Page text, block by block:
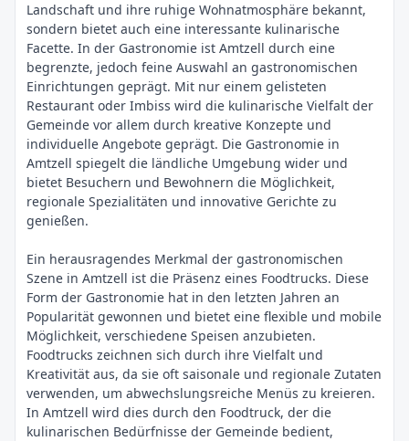
Landschaft und ihre ruhige Wohnatmosphäre bekannt,
sondern bietet auch eine interessante kulinarische
Facette. In der Gastronomie ist Amtzell durch eine
begrenzte, jedoch feine Auswahl an gastronomischen
Einrichtungen geprägt. Mit nur einem gelisteten
Restaurant oder Imbiss wird die kulinarische Vielfalt der
Gemeinde vor allem durch kreative Konzepte und
individuelle Angebote geprägt. Die Gastronomie in
Amtzell spiegelt die ländliche Umgebung wider und
bietet Besuchern und Bewohnern die Möglichkeit,
regionale Spezialitäten und innovative Gerichte zu
genießen.
Ein herausragendes Merkmal der gastronomischen
Szene in Amtzell ist die Präsenz eines Foodtrucks. Diese
Form der Gastronomie hat in den letzten Jahren an
Popularität gewonnen und bietet eine flexible und mobile
Möglichkeit, verschiedene Speisen anzubieten.
Foodtrucks zeichnen sich durch ihre Vielfalt und
Kreativität aus, da sie oft saisonale und regionale Zutaten
verwenden, um abwechslungsreiche Menüs zu kreieren.
In Amtzell wird dies durch den Foodtruck, der die
kulinarischen Bedürfnisse der Gemeinde bedient,